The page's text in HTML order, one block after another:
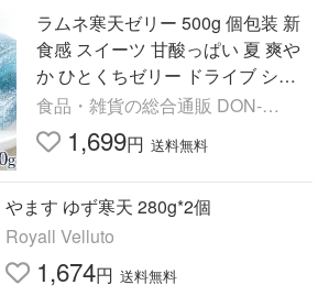
ラムネ寒天ゼリー 500g 個包装 新
食感 スイーツ 甘酸っぱい 夏 爽や
か ひとくちゼリー ドライブ シェ
ア おやつ 菓子 お徳用 大容量 レビ
ュー特典付き
食品・雑貨の総合通販 DON-
SHOP1,699円 送料無料
やます ゆず寒天 280g*2個
Royall Velluto
1,674円 送料無料